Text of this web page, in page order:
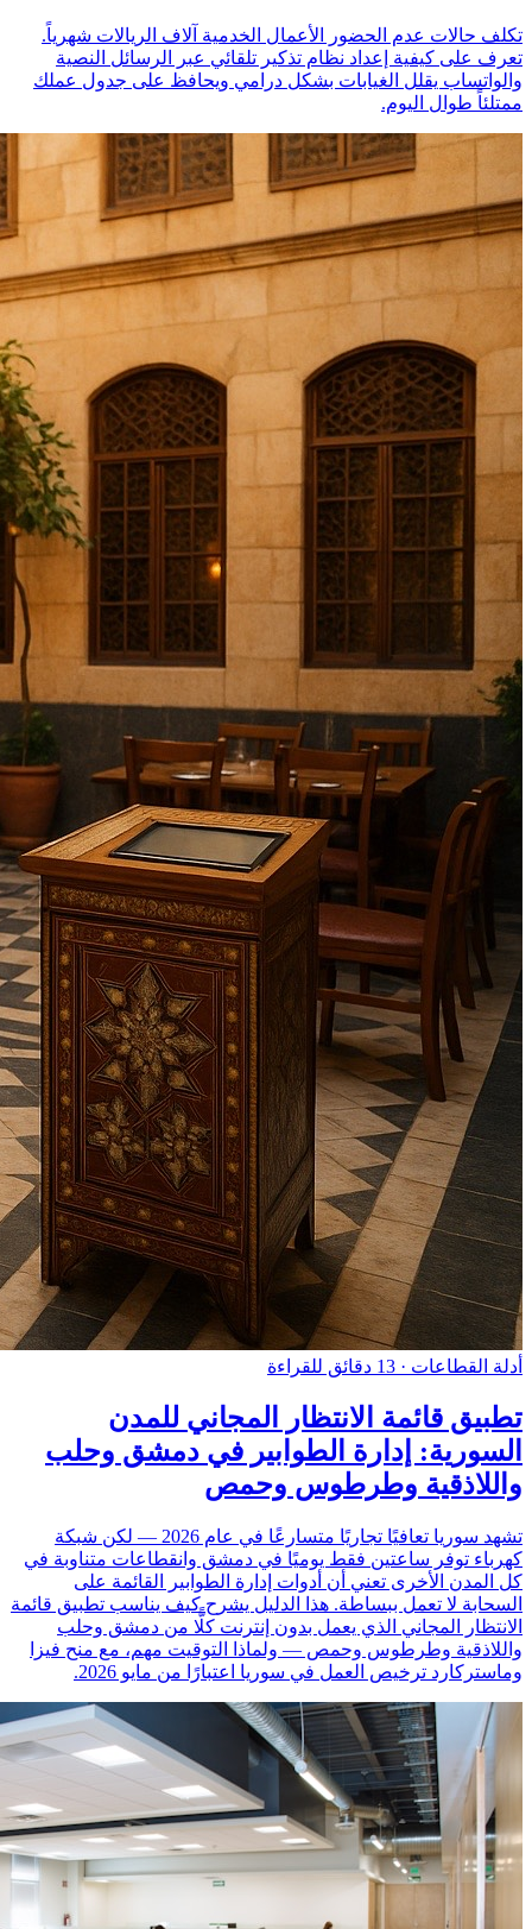
تكلف حالات عدم الحضور الأعمال الخدمية آلاف الريالات شهرياً.
تعرف على كيفية إعداد نظام تذكير تلقائي عبر الرسائل النصية
والواتساب يقلل الغيابات بشكل درامي ويحافظ على جدول عملك
ممتلئاً طوال اليوم.
أدلة القطاعات · 13 دقائق للقراءة
تطبيق قائمة الانتظار المجاني للمدن
السورية: إدارة الطوابير في دمشق وحلب
واللاذقية وطرطوس وحمص
تشهد سوريا تعافيًا تجاريًا متسارعًا في عام 2026 — لكن شبكة
كهرباء توفر ساعتين فقط يوميًا في دمشق وانقطاعات متناوبة في
كل المدن الأخرى تعني أن أدوات إدارة الطوابير القائمة على
السحابة لا تعمل ببساطة. هذا الدليل يشرح كيف يناسب تطبيق قائمة
الانتظار المجاني الذي يعمل بدون إنترنت كلًّا من دمشق وحلب
واللاذقية وطرطوس وحمص — ولماذا التوقيت مهم، مع منح فيزا
وماستركارد ترخيص العمل في سوريا اعتبارًا من مايو 2026.